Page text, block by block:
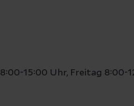
15:00 Uhr, Freitag 8:00-